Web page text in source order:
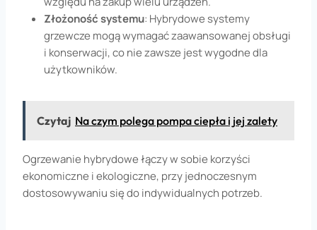
Złożoność systemu: Hybrydowe systemy
grzewcze mogą wymagać zaawansowanej obsługi
i konserwacji, co nie zawsze jest wygodne dla
użytkowników.
Czytaj Na czym polega pompa ciepła i jej zalety
Ogrzewanie hybrydowe łączy w sobie korzyści
ekonomiczne i ekologiczne, przy jednoczesnym
dostosowywaniu się do indywidualnych potrzeb.